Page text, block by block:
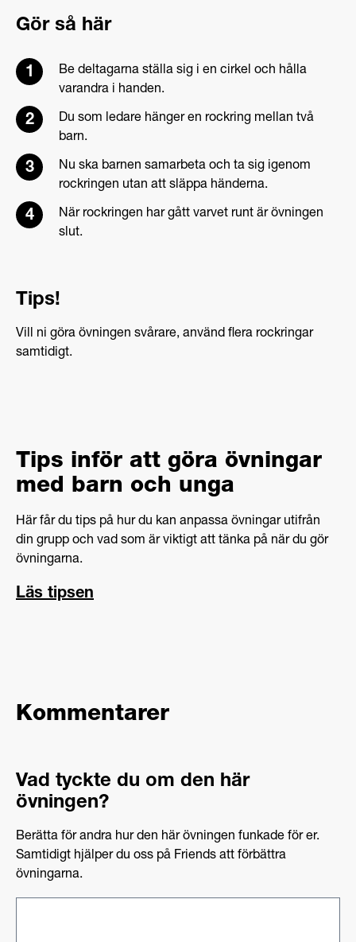
Gör så här
Be deltagarna ställa sig i en cirkel och hålla
varandra i handen.
Du som ledare hänger en rockring mellan två
barn.
Nu ska barnen samarbeta och ta sig igenom
rockringen utan att släppa händerna.
När rockringen har gått varvet runt är övningen
slut.
Tips!
Vill ni göra övningen svårare, använd flera rockringar
samtidigt.
Tips inför att göra övningar
med barn och unga
Här får du tips på hur du kan anpassa övningar utifrån
din grupp och vad som är viktigt att tänka på när du gör
övningarna.
Läs tipsen
Kommentarer
Vad tyckte du om den här
övningen?
Berätta för andra hur den här övningen funkade för er.
Samtidigt hjälper du oss på Friends att förbättra
övningarna.